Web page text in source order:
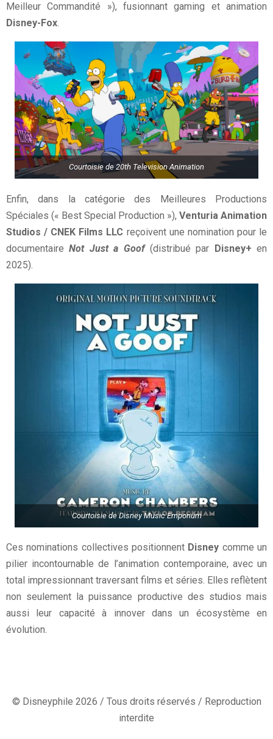
Meilleur Commandité »), fusionnant gaming et animation
Disney-Fox.
Courtoisie de 20th Television Animation
Enfin, dans la catégorie des Meilleures Productions
Spéciales (« Best Special Production »), Venturia Animation
Studios / CNEK Films LLC reçoivent une nomination pour le
documentaireNot Just a Goof(distribué par Disney+ en
2025).
Courtoisie de Disney Music Emporium
Ces nominations collectives positionnent Disney comme un
pilier incontournable de l’animation contemporaine, avec un
total impressionnant traversant films et séries. Elles reflètent
non seulement la puissance productive des studios mais
aussi leur capacité à innover dans un écosystème en
évolution.
© Disneyphile 2026 / Tous droits réservés / Reproduction
interdite